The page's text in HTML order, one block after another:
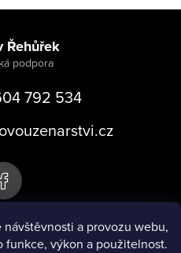
a provozu webu,
výkon a použitelnost.
Řehůřek
792 534